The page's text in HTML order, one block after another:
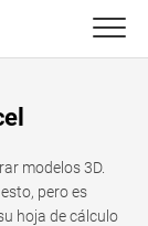
modelos 3D.
pero es
hoja de cálculo